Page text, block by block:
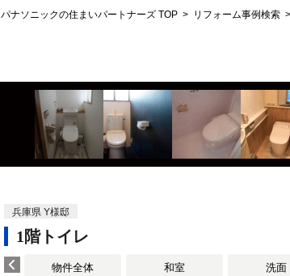
パナソニックの住まいパートナーズ TOP リフォーム事例検索
兵庫県 Y様邸
1階トイレ
物件全体 和室 洗面